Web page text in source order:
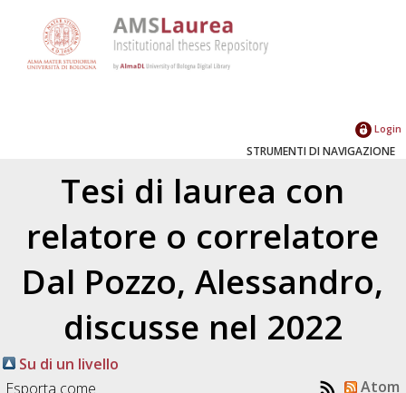
Login
STRUMENTI DI NAVIGAZIONE
Tesi di laurea con
relatore o correlatore
Dal Pozzo, Alessandro,
discusse nel 2022
Su di un livello
Esporta come
Atom